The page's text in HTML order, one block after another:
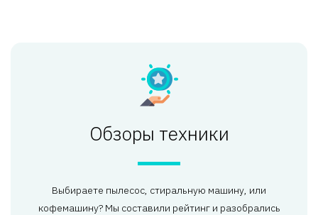
Обзоры техники
Выбираете пылесос, стиральную машину, или
кофемашину? Мы составили рейтинг и разобрались